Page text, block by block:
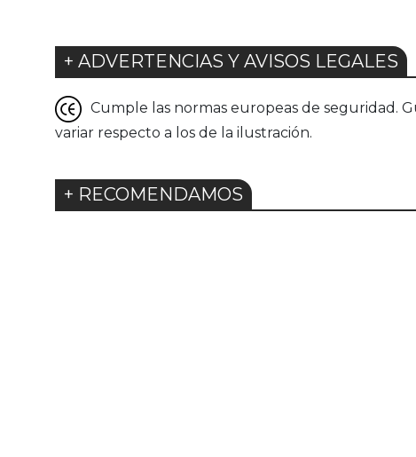
+ ADVERTENCIAS Y AVISOS LEGALES
Cumple las normas europeas de seguridad.
variar respecto a los de la ilustración.
+ RECOMENDAMOS